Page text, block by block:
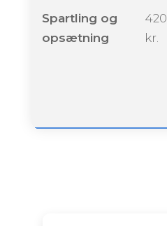
Spartling og
opsætning
420
kr.